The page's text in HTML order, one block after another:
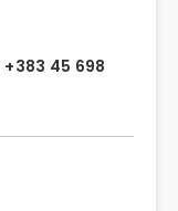
+383 45 698